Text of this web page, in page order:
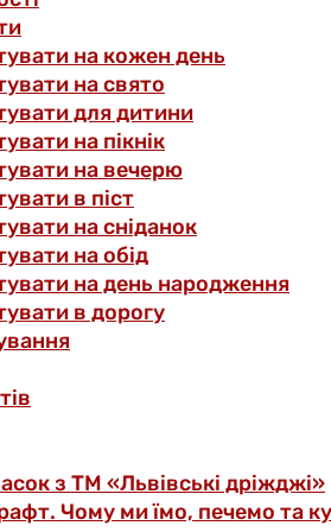
на кожен день
на свято
для дитини
на пікнік
на вечерю
в піст
на сніданок
на обід
на день народження
в дорогу
з ТМ «Львівські дріжджі»
Чому ми їмо, печемо та